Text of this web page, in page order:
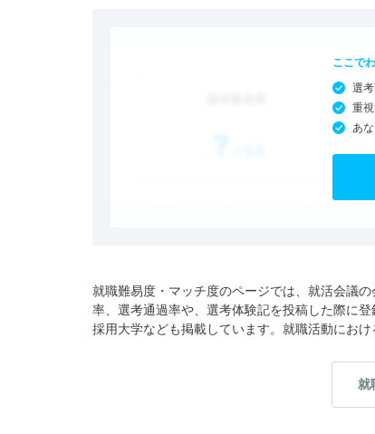
ここで
選
重
あ
就職難易度・マッチ度のページでは、就活会議
率、選考通過率や、選考体験記を投稿した際に
採用大学なども掲載しています。就職活動にお
就